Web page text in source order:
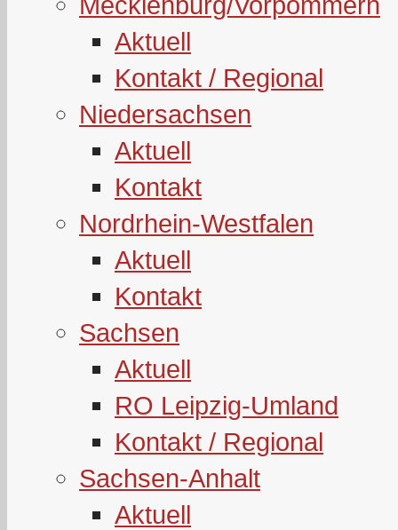
Aktuell
Kontakt / Regional
Niedersachsen
Aktuell
Kontakt
Nordrhein-Westfalen
Aktuell
Kontakt
Sachsen
Aktuell
RO Leipzig-Umland
Kontakt / Regional
Sachsen-Anhalt
Aktuell